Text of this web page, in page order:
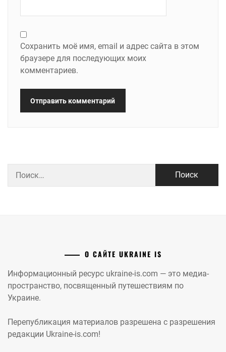
Сохранить моё имя, email и адрес сайта в этом
браузере для последующих моих
комментариев.
О САЙТЕ UKRAINE IS
Информационный ресурс ukraine-is.com — это медиа-
пространство, посвященный путешествиям по
Украине.
Перепубликация материалов разрешена с разрешения
редакции Ukraine-is.com!